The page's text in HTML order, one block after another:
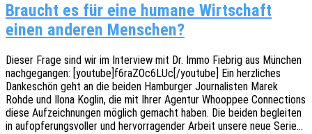
Braucht es für eine humane Wirtschaft
einen anderen Menschen?
Dieser Frage sind wir im Inter­view mit Dr. Immo Fieb­rig aus München
nach­ge­gan­gen: [youtube]f6raZOc6LUc[/youtube] Ein herz­li­ches
Danke­schön geht an die beiden Hambur­ger Jour­na­lis­ten Marek
Rohde und Ilona Koglin, die mit Ihrer Agen­tur Whoop­pee Connec­tions
diese Aufzeich­nun­gen möglich gemacht haben. Die beiden beglei­ten
in aufop­fe­rungs­vol­ler und hervor­ra­gen­der Arbeit unsere neue Serie…